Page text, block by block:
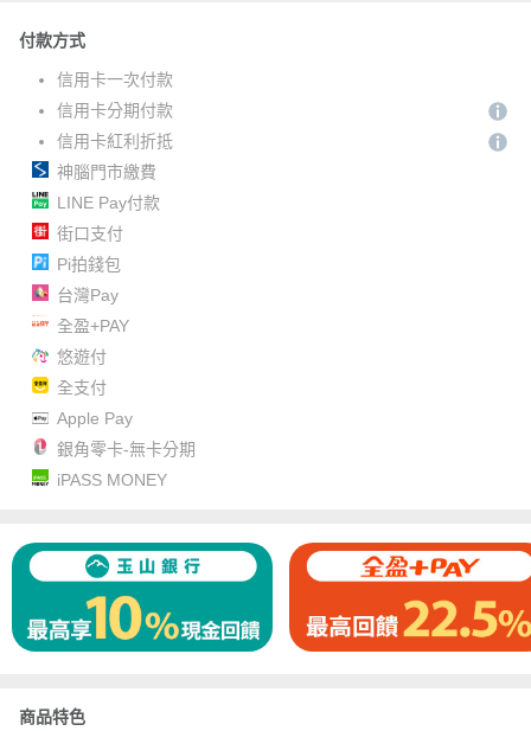
付款方式
信用卡一次付款
信用卡分期付款
信用卡紅利折抵
神腦門市繳費
LINE Pay付款
街口支付
Pi拍錢包
台灣Pay
全盈+PAY
悠遊付
全支付
Apple Pay
銀角零卡-無卡分期
iPASS MONEY
商品特色